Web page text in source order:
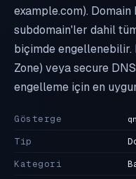
example.com). Domain
subdomain'ler dahil
biçimde engellenebilir.
Zone) veya secure
engelleme için en
Gösterge
Tip
Kategori